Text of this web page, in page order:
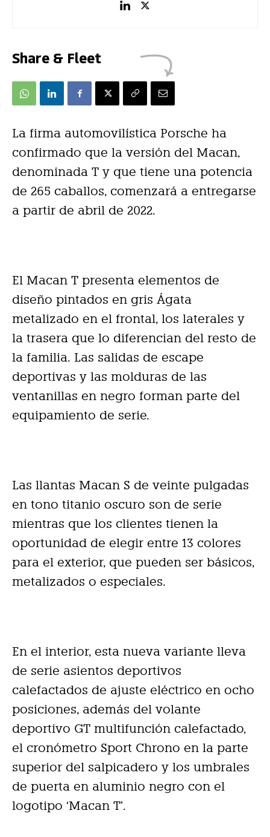
Share & Fleet
La firma automovilística Porsche ha
confirmado que la versión del Macan,
denominada T y que tiene una potencia
de 265 caballos, comenzará a entregarse
a partir de abril de 2022.
El Macan T presenta elementos de
diseño pintados en gris Ágata
metalizado en el frontal, los laterales y
la trasera que lo diferencian del resto de
la familia. Las salidas de escape
deportivas y las molduras de las
ventanillas en negro forman parte del
equipamiento de serie.
Las llantas Macan S de veinte pulgadas
en tono titanio oscuro son de serie
mientras que los clientes tienen la
oportunidad de elegir entre 13 colores
para el exterior, que pueden ser básicos,
metalizados o especiales.
En el interior, esta nueva variante lleva
de serie asientos deportivos
calefactados de ajuste eléctrico en ocho
posiciones, además del volante
deportivo GT multifunción calefactado,
el cronómetro Sport Chrono en la parte
superior del salpicadero y los umbrales
de puerta en aluminio negro con el
logotipo ‘Macan T’.